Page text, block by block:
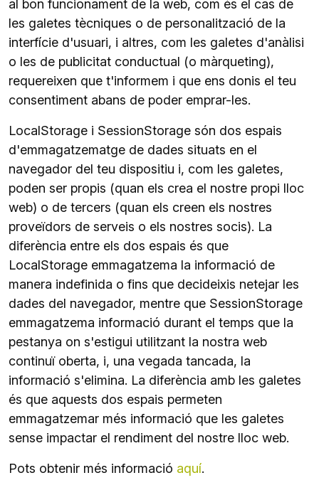
al bon funcionament de la web, com és el cas de
les galetes tècniques o de personalització de la
interfície d'usuari, i altres, com les galetes d'anàlisi
o les de publicitat conductual (o màrqueting),
requereixen que t'informem i que ens donis el teu
consentiment abans de poder emprar-les.
LocalStorage i SessionStorage són dos espais
d'emmagatzematge de dades situats en el
navegador del teu dispositiu i, com les galetes,
poden ser propis (quan els crea el nostre propi lloc
web) o de tercers (quan els creen els nostres
proveïdors de serveis o els nostres socis). La
diferència entre els dos espais és que
LocalStorage emmagatzema la informació de
manera indefinida o fins que decideixis netejar les
dades del navegador, mentre que SessionStorage
emmagatzema informació durant el temps que la
pestanya on s'estigui utilitzant la nostra web
continuï oberta, i, una vegada tancada, la
informació s'elimina. La diferència amb les galetes
és que aquests dos espais permeten
emmagatzemar més informació que les galetes
sense impactar el rendiment del nostre lloc web.
Pots obtenir més informació aquí.